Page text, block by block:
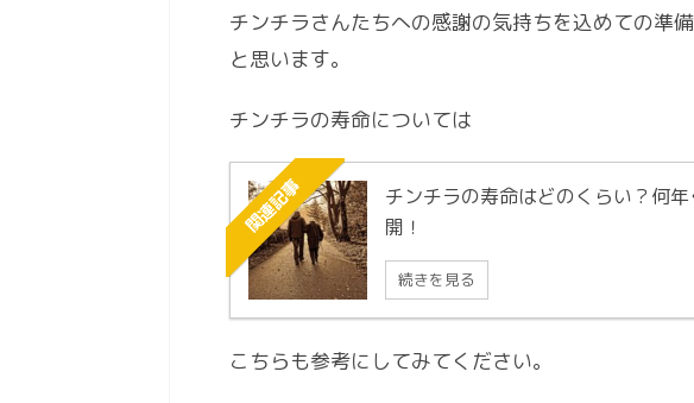
チンチラさんたちへの感謝の気持ちを込めての準
と思います。
チンチラの寿命については
関連記事
チンチラの寿命はどのくらい？何
開！
続きを見る
こちらも参考にしてみてください。